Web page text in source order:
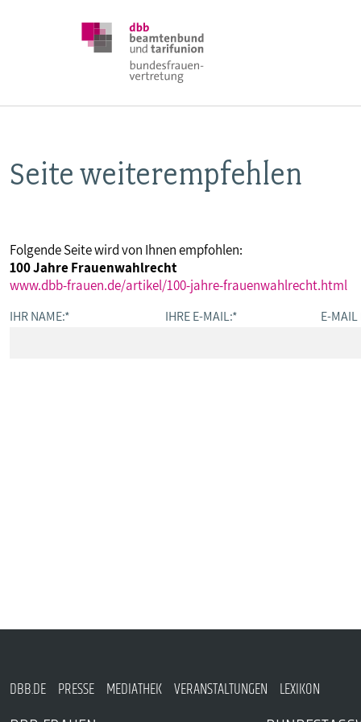
DBB FRAUEN
POSITIONEN
Seite weiterempfehlen
Folgende Seite wird von Ihnen empfohlen:
100 Jahre Frauenwahlrecht
www.dbb-frauen.de/artikel/100-jahre-frauenwahlrecht.html
IHR NAME:* IHRE E-MAIL:* E-MAIL
DBB.DE PRESSE MEDIATHEK VERANSTALTUNGEN LEXIKON